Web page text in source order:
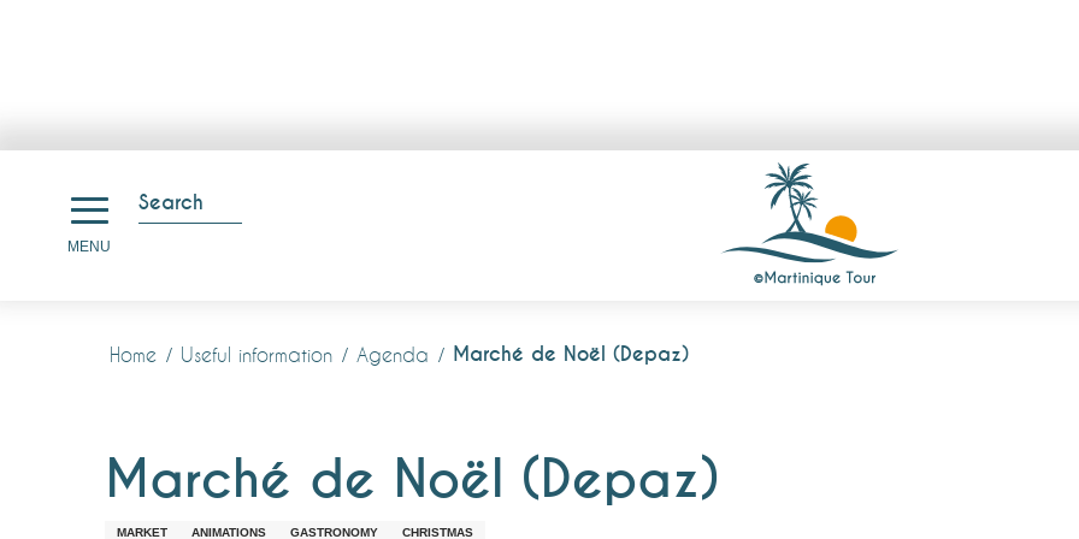
principal
Search
MENU
Home Useful information Agenda Marché de Noël (Depaz)
Marché de Noël (Depaz)
MARKET ANIMATIONS GASTRONOMY CHRISTMAS